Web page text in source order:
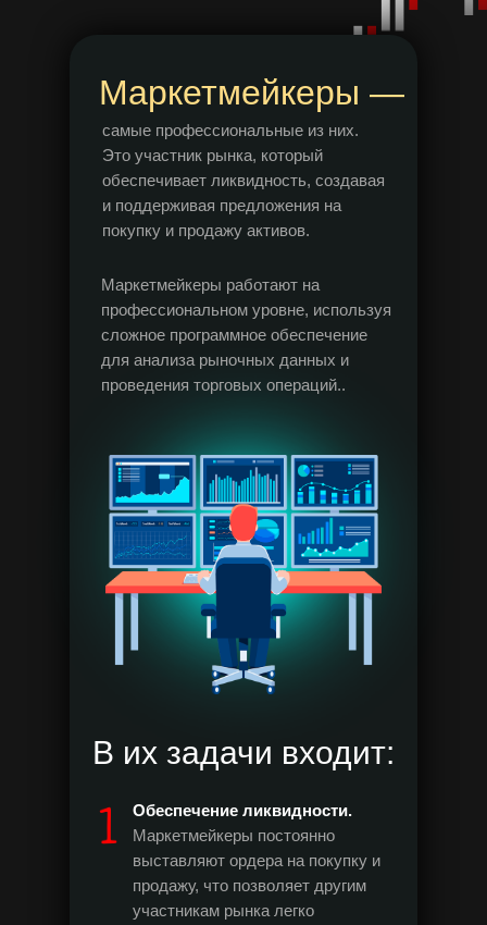
Маркетмейкеры —
самые профессиональные из них.
Это участник рынка, который
обеспечивает ликвидность, создавая
и поддерживая предложения на
покупку и продажу активов.
В их задачи входит:
Обеспечение ликвидности.
Маркетмейкеры постоянно
выставляют ордера на покупку и
продажу, что позволяет другим
участникам рынка легко
Маркетмейкеры работают на
профессиональном уровне, используя
сложное программное обеспечение
для анализа рыночных данных и
проведения торговых операций..